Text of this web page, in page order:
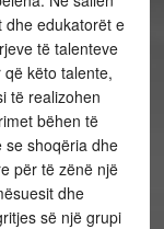
dhe edukatorët e
të talenteve
këto talente,
të realizohen
bëhen të
se shoqëria dhe
për të zënë një
dhe
së një grupi